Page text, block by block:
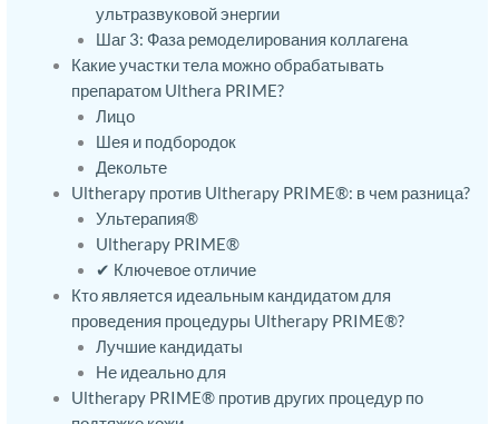
ультразвуковой энергии
Шаг 3: Фаза ремоделирования коллагена
Какие участки тела можно обрабатывать
препаратом Ulthera PRIME?
Лицо
Шея и подбородок
Декольте
Ultherapy против Ultherapy PRIME®: в чем разница?
Ультерапия®
Ultherapy PRIME®
✔ Ключевое отличие
Кто является идеальным кандидатом для
проведения процедуры Ultherapy PRIME®?
Лучшие кандидаты
Не идеально для
Ultherapy PRIME® против других процедур по